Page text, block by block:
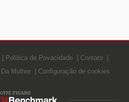
Política de Privacidade
Contato
Mulher Configuração de cookies